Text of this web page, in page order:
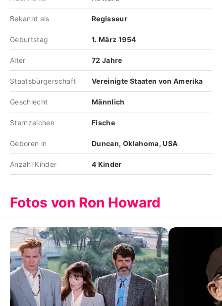
Bekannt als Regisseur
Geburtstag 1. März 1954
Alter 72 Jahre
Staatsbürgerschaft Vereinigte Staaten von Amerika
Geschlecht Männlich
Sternzeichen Fische
Geboren in Duncan, Oklahoma, USA
Anzahl Kinder 4 Kinder
Fotos von Ron Howard